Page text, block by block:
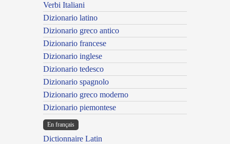
Verbi Italiani
Dizionario latino
Dizionario greco antico
Dizionario francese
Dizionario inglese
Dizionario tedesco
Dizionario spagnolo
Dizionario greco moderno
Dizionario piemontese
En français
Dictionnaire Latin